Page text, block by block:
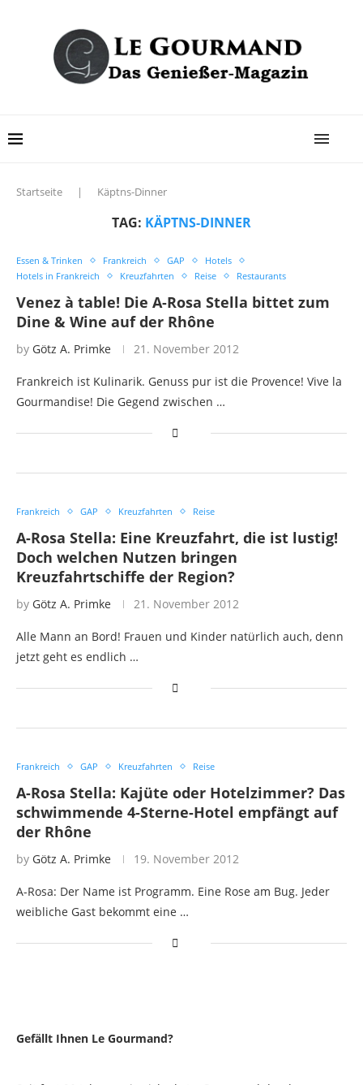
Startseite | Käptns-Dinner
TAG: KÄPTNS-DINNER
Essen & Trinken Frankreich GAP
Hotels
Hotels in Frankreich
Kreuzfahrten Reise Restaurants
Venez à table! Die A-Rosa Stella bittet zum
Dine & Wine auf der Rhône
by Götz A. Primke 21. November 2012
Frankreich ist Kulinarik. Genuss pur ist die Provence! Vive la
Gourmandise! Die Gegend zwischen …
Frankreich GAP Kreuzfahrten Reise
A-Rosa Stella: Eine Kreuzfahrt, die ist lustig!
Doch welchen Nutzen bringen
Kreuzfahrtschiffe der Region?
by Götz A. Primke 21. November 2012
Alle Mann an Bord! Frauen und Kinder natürlich auch, denn
jetzt geht es endlich …
Frankreich GAP Kreuzfahrten Reise
A-Rosa Stella: Kajüte oder Hotelzimmer? Das
schwimmende 4-Sterne-Hotel empfängt auf
der Rhône
by Götz A. Primke 19. November 2012
A-Rosa: Der Name ist Programm. Eine Rose am Bug. Jeder
weibliche Gast bekommt eine …
Gefällt Ihnen Le Gourmand?